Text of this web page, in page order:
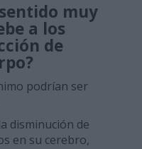
muy
a los
de
podrían ser
disminución de
en su cerebro,